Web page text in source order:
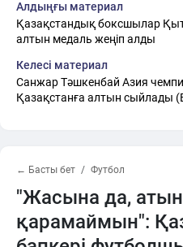
Алдыңғы материал
Қазақстандық боксшылар
алтын медаль жеңіп алды
Келесі материал
Санжар Тәшкенбай Азия
Қазақстанға алтын сыйлады
← Басты бет Футбол
"Жасына да,
қарамаймын":